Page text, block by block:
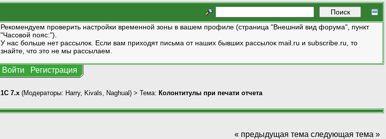
Рекомендуем проверить настройки временной зоны в вашем профиле (страница "Внешний вид форума", пункт
"Часовой пояс:").
У нас больше нет рассылок. Если вам приходят письма от наших бывших рассылок mail.ru и subscribe.ru, то
знайте, что это не мы рассылаем.
Войти Регистрация
1С 7.x (Модераторы: Harry, Kivals Naghual) > Тема: Колонтитулы при печати отчета
« предыдущая тема следующая тема »